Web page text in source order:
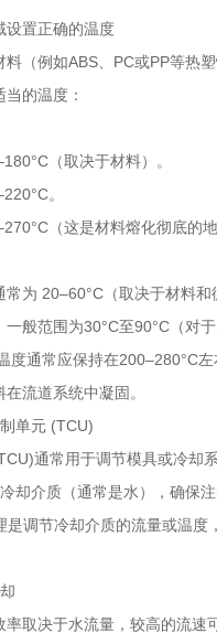
设置正确的温度
料（例如ABS、PC或PP等热
的温度：
（取决于材料）。
。
（这是材料熔化彻底的地
为 20–60°C（取决于材料和
般范围为30°C至90°C（对于
度通常应保持在200–280°C
流道系统中凝固。
单元 (TCU)
通常用于调节模具或冷却
却介质（通常是水），确保注
是调节冷却介质的流量或温度
率取决于水流量，较高的流速